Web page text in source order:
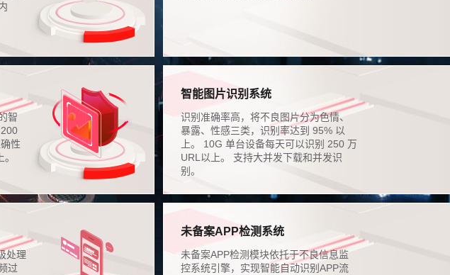
智
性
智能图片识别系统
识别准确率高，将不良图片分为色情、
暴露、性感三类，识别率达到 95% 以
上。 10G 单台设备每天可以识别 250 万
URL以上。 支持大并发下载和并发识
别。
处理
过
未备案APP检测系统
未备案APP检测模块依托于不良信息监
控系统引擎，实现智能自动识别APP流